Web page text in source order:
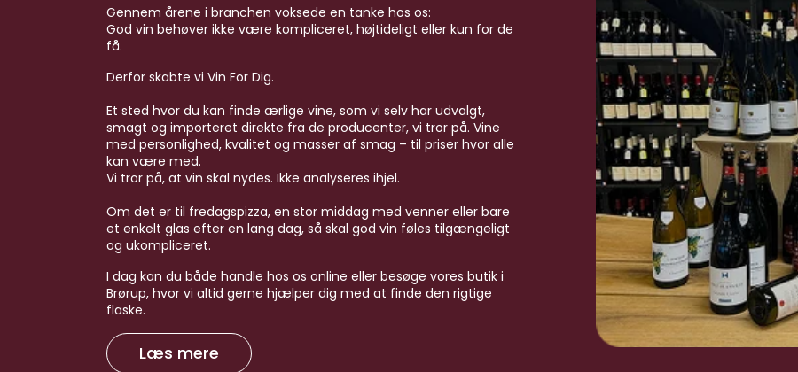
Gennem årene i branchen voksede en tanke hos os:
God vin behøver ikke være kompliceret, højtideligt eller kun for de
få.
Derfor skabte vi Vin For Dig.
Et sted hvor du kan finde ærlige vine, som vi selv har udvalgt,
smagt og importeret direkte fra de producenter, vi tror på. Vine
med personlighed, kvalitet og masser af smag – til priser hvor alle
kan være med.
Vi tror på, at vin skal nydes. Ikke analyseres ihjel.
Om det er til fredagspizza, en stor middag med venner eller bare
et enkelt glas efter en lang dag, så skal god vin føles tilgængeligt
og ukompliceret.
I dag kan du både handle hos os online eller besøge vores butik i
Brørup, hvor vi altid gerne hjælper dig med at finde den rigtige
flaske.
Læs mere